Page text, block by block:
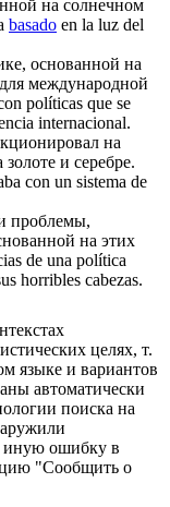
на солнечном
basado en la luz del
основанной на
международной
políticas que se
internacional.
на
золоте и серебре.
con un sistema de
проблемы,
на этих
de una política
horribles cabezas.
целях, т.
языке и вариантов
автоматически
поиска на
иную ошибку в
"Сообщить о